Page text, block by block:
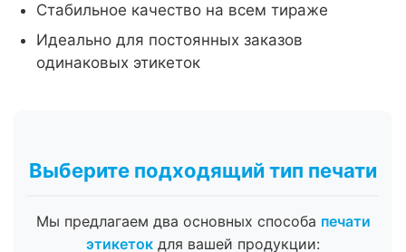
Стабильное качество на всем тираже
Идеально для постоянных заказов
одинаковых этикеток
Выберите подходящий тип печати
Мы предлагаем два основных способа печати
этикеток для вашей продукции: